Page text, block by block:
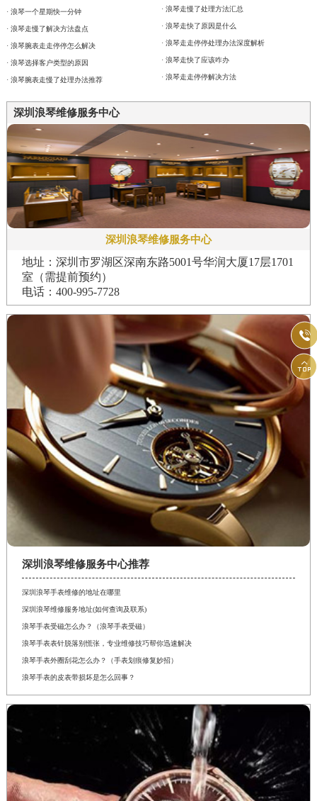
· 浪琴一个星期快一分钟
· 浪琴走慢了解决方法盘点
· 浪琴腕表走走停停怎么解决
· 浪琴选择客户类型的原因
· 浪琴腕表走慢了处理办法推荐
· 浪琴走慢了处理方法汇总
· 浪琴走快了原因是什么
· 浪琴走走停停处理办法深度解析
· 浪琴走快了应该咋办
· 浪琴走走停停解决方法
深圳浪琴维修服务中心
深圳浪琴维修服务中心
地址：深圳市罗湖区深南东路5001号华润大厦17层1701
室（需提前预约）
电话：400-995-7728
深圳浪琴维修服务中心推荐
深圳浪琴手表维修的地址在哪里
深圳浪琴维修服务地址(如何查询及联系)
浪琴手表受磁怎么办？（浪琴手表受磁）
浪琴手表表针脱落别慌张，专业维修技巧帮你迅速解决
浪琴手表外圈刮花怎么办？（手表划痕修复妙招）
浪琴手表的皮表带损坏是怎么回事？

